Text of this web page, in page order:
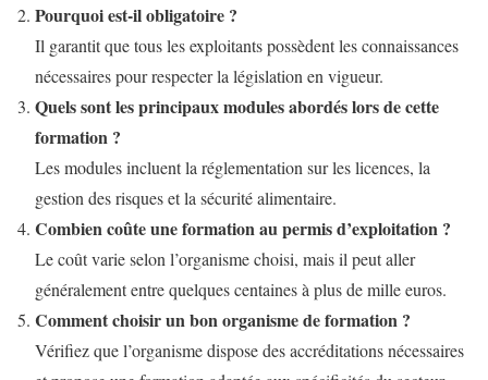
Pourquoi est-il obligatoire ?
Il garantit que tous les exploitants possèdent les connaissances
nécessaires pour respecter la législation en vigueur.
Quels sont les principaux modules abordés lors de cette
formation ?
Les modules incluent la réglementation sur les licences, la
gestion des risques et la sécurité alimentaire.
Combien coûte une formation au permis d’exploitation ?
Le coût varie selon l’organisme choisi, mais il peut aller
généralement entre quelques centaines à plus de mille euros.
Comment choisir un bon organisme de formation ?
Vérifiez que l’organisme dispose des accréditations nécessaires